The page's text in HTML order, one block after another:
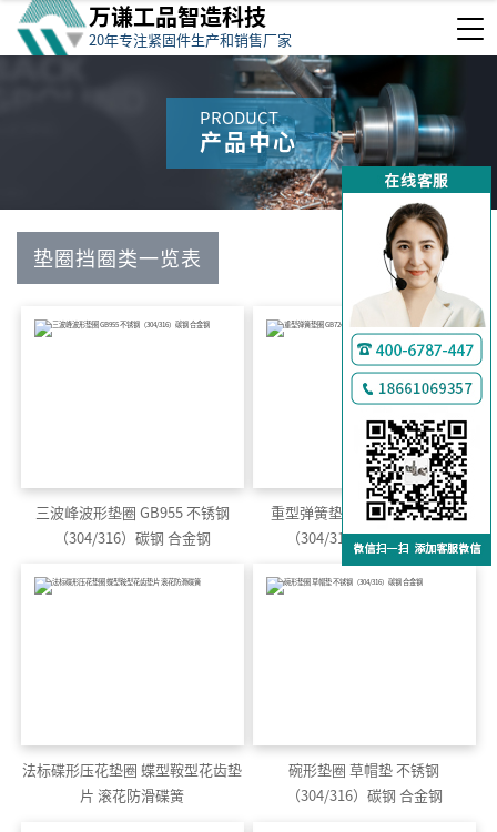
万谦工品智造科技
20年专注紧固件生产和销售厂家
PRODUCT
产品中心
垫圈挡圈类一览表
三波峰波形垫圈 GB955 不锈钢
（304/316）碳钢 合金钢
重型弹簧垫圈 GB7244 不锈钢
（304/316）碳钢 合金钢
法标碟形压花垫圈 蝶型鞍型花齿垫
片 滚花防滑碟簧
碗形垫圈 草帽垫 不锈钢
（304/316）碳钢 合金钢
千